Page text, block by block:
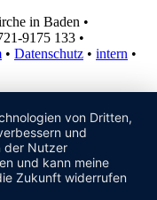
in Baden •
9175 133 •
• Datenschutz • intern •
von Dritten,
und
der Nutzer
und kann meine
Zukunft widerrufen